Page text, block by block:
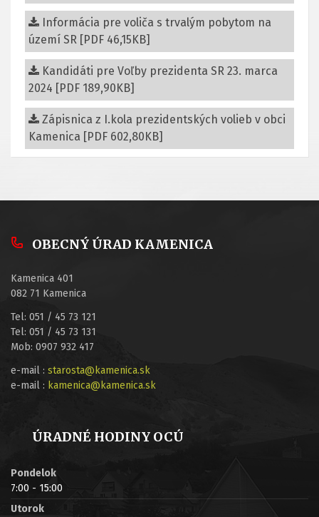
Informácia pre voliča s trvalým pobytom na
území SR [PDF 46,15KB]
Kandidáti pre Voľby prezidenta SR 23. marca
2024 [PDF 189,90KB]
Zápisnica z I.kola prezidentských volieb v obci
Kamenica [PDF 602,80KB]
OBECNÝ ÚRAD KAMENICA
Kamenica 401
082 71 Kamenica
Tel: 051 / 45 73 121
Tel: 051 / 45 73 131
Mob: 0907 932 417
e-mail : starosta@kamenica.sk
e-mail : kamenica@kamenica.sk
ÚRADNÉ HODINY OCÚ
Pondelok
7:00 - 15:00
Utorok